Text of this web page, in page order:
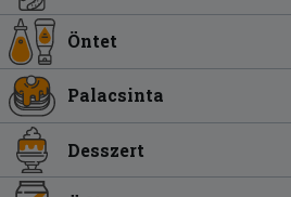
Öntet
Palacsinta
Desszert